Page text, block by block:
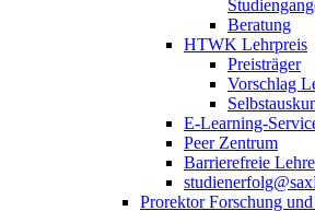
Beratung
HTWK Lehrpreis
Preisträger
Vorschlag
E-Learning-
Peer Zentrum
Barrierefreie Lehre
Prorektor Forschung